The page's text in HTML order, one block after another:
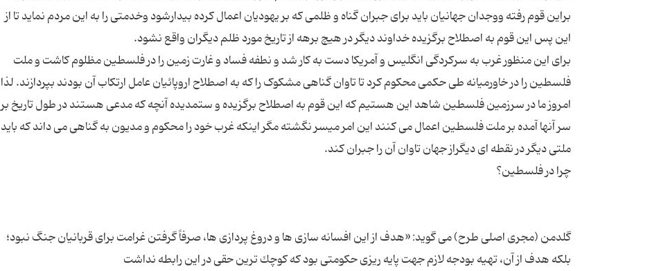
براین قوم رفته ووجدان جهانیان باید برای جبران گناه و ظلمی که بر یهودیان اعمال کرده بیدارشود وخدمتی را به این مردم نماید تا از
برای این منظور غرب به سرکردگی انگلیس و آمریکا دست به کار شد و نطفه فساد و غارت زمین را در فلسطین مظلوم کاشت و ملت
فلسطین را در خاورمیانه طی حکمی محکوم کرد تا تاوان گناهی مشکوک را که به اصطلاح اروپائیان عامل ارتکاب آن بودند بپردازند. لذا
امروز ما در سرزمین فلسطین شاهد این هستیم که این قوم به اصطلاح برگزیده و ستمدیده آنچه که مدعی هستند در طول تاریخ بر
سر آنها آمده بر ملت فلسطین اعمال می کنند این امر میسر نگشته مگر اینکه غرب خود را محکوم و مدیون به گناهی می داند که باید
گلدمن (مجرى اصلى طرح) مى گوید: «هدف از این افسانه سازى ها و دروغ پردازى ها، صرفاً گرفتن غرامت براى قربانیان جنگ نبود؛